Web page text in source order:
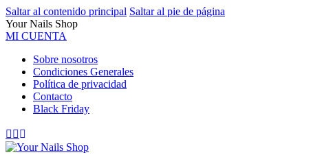
Saltar al contenido principal Saltar al pie de página
Your Nails Shop
MI CUENTA
Sobre nosotros
Condiciones Generales
Política de privacidad
Contacto
Black Friday